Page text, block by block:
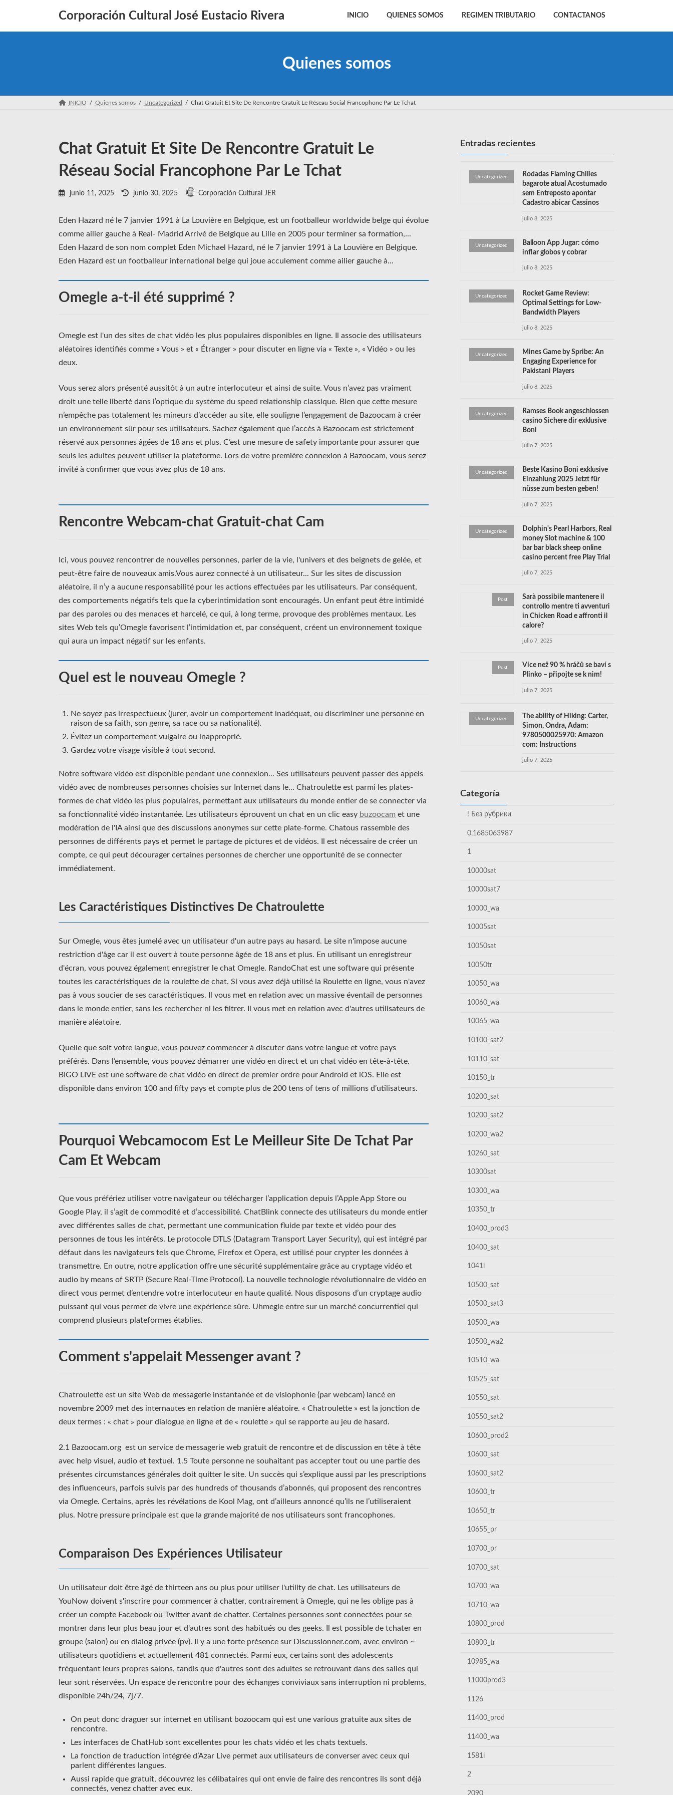
navegación
Corporación Cultural José Eustacio Rivera INICIO QUIENES SOMOS REGIMEN TRIBUTARIO CONTACTANOS
Quienes somos
INICIO Quienes somos Uncategorized Chat Gratuit Et Site De Rencontre Gratuit Le Réseau Social Francophone Par Le Tchat
Chat Gratuit Et Site De Rencontre Gratuit Le
Réseau Social Francophone Par Le Tchat
junio 11, 2025
Última
actualización
junio 30, 2025 Corporación Cultural JER
Eden Hazard né le 7 janvier 1991 à La Louvière en Belgique, est un footballeur worldwide belge qui évolue
comme ailier gauche à Real- Madrid Arrivé de Belgique au Lille en 2005 pour terminer sa formation,...
Eden Hazard de son nom complet Eden Michael Hazard, né le 7 janvier 1991 à La Louvière en Belgique.
Eden Hazard est un footballeur international belge qui joue acculement comme ailier gauche à...
Omegle a-t-il été supprimé ?
Omegle est l'un des sites de chat vidéo les plus populaires disponibles en ligne. Il associe des utilisateurs
aléatoires identifiés comme « Vous » et « Étranger » pour discuter en ligne via « Texte », « Vidéo » ou les
deux.
Vous serez alors présenté aussitôt à un autre interlocuteur et ainsi de suite. Vous n’avez pas vraiment
droit une telle liberté dans l’optique du système du speed relationship classique. Bien que cette mesure
n’empêche pas totalement les mineurs d’accéder au site, elle souligne l’engagement de Bazoocam à créer
un environnement sûr pour ses utilisateurs. Sachez également que l’accès à Bazoocam est strictement
réservé aux personnes âgées de 18 ans et plus. C’est une mesure de safety importante pour assurer que
seuls les adultes peuvent utiliser la plateforme. Lors de votre première connexion à Bazoocam, vous serez
invité à confirmer que vous avez plus de 18 ans.
Rencontre Webcam-chat Gratuit-chat Cam
Ici, vous pouvez rencontrer de nouvelles personnes, parler de la vie, l'univers et des beignets de gelée, et
peut-être faire de nouveaux amis.Vous aurez connecté à un utilisateur... Sur les sites de discussion
aléatoire, il n’y a aucune responsabilité pour les actions effectuées par les utilisateurs. Par conséquent,
des comportements négatifs tels que la cyberintimidation sont encouragés. Un enfant peut être intimidé
par des paroles ou des menaces et harcelé, ce qui, à long terme, provoque des problèmes mentaux. Les
sites Web tels qu’Omegle favorisent l’intimidation et, par conséquent, créent un environnement toxique
qui aura un impact négatif sur les enfants.
Quel est le nouveau Omegle ?
Ne soyez pas irrespectueux (jurer, avoir un comportement inadéquat, ou discriminer une personne en
raison de sa faith, son genre, sa race ou sa nationalité).
Évitez un comportement vulgaire ou inapproprié.
Gardez votre visage visible à tout second.
Notre software vidéo est disponible pendant une connexion... Ses utilisateurs peuvent passer des appels
vidéo avec de nombreuses personnes choisies sur Internet dans le... Chatroulette est parmi les plates-
formes de chat vidéo les plus populaires, permettant aux utilisateurs du monde entier de se connecter via
sa fonctionnalité vidéo instantanée. Les utilisateurs éprouvent un chat en un clic easy buzoocam et une
modération de l'IA ainsi que des discussions anonymes sur cette plate-forme. Chatous rassemble des
personnes de différents pays et permet le partage de pictures et de vidéos. Il est nécessaire de créer un
compte, ce qui peut décourager certaines personnes de chercher une opportunité de se connecter
immédiatement.
Les Caractéristiques Distinctives De Chatroulette
Sur Omegle, vous êtes jumelé avec un utilisateur d'un autre pays au hasard. Le site n'impose aucune
restriction d'âge car il est ouvert à toute personne âgée de 18 ans et plus. En utilisant un enregistreur
d'écran, vous pouvez également enregistrer le chat Omegle. RandoChat est une software qui présente
toutes les caractéristiques de la roulette de chat. Si vous avez déjà utilisé la Roulette en ligne, vous n'avez
pas à vous soucier de ses caractéristiques. Il vous met en relation avec un massive éventail de personnes
dans le monde entier, sans les rechercher ni les filtrer. Il vous met en relation avec d'autres utilisateurs de
manière aléatoire.
Quelle que soit votre langue, vous pouvez commencer à discuter dans votre langue et votre pays
préférés. Dans l’ensemble, vous pouvez démarrer une vidéo en direct et un chat vidéo en tête-à-tête.
BIGO LIVE est une software de chat vidéo en direct de premier ordre pour Android et iOS. Elle est
disponible dans environ 100 and fifty pays et compte plus de 200 tens of tens of millions d’utilisateurs.
Pourquoi Webcamocom Est Le Meilleur Site De Tchat Par
Cam Et Webcam
Que vous préfériez utiliser votre navigateur ou télécharger l’application depuis l’Apple App Store ou
Google Play, il s’agit de commodité et d’accessibilité. ChatBlink connecte des utilisateurs du monde entier
avec différentes salles de chat, permettant une communication fluide par texte et vidéo pour des
personnes de tous les intérêts. Le protocole DTLS (Datagram Transport Layer Security), qui est intégré par
défaut dans les navigateurs tels que Chrome, Firefox et Opera, est utilisé pour crypter les données à
transmettre. En outre, notre application offre une sécurité supplémentaire grâce au cryptage vidéo et
audio by means of SRTP (Secure Real-Time Protocol). La nouvelle technologie révolutionnaire de vidéo en
direct vous permet d’entendre votre interlocuteur en haute qualité. Nous disposons d’un cryptage audio
puissant qui vous permet de vivre une expérience sûre. Uhmegle entre sur un marché concurrentiel qui
comprend plusieurs plateformes établies.
Comment s'appelait Messenger avant ?
Chatroulette est un site Web de messagerie instantanée et de visiophonie (par webcam) lancé en
novembre 2009 met des internautes en relation de manière aléatoire. « Chatroulette » est la jonction de
deux termes : « chat » pour dialogue en ligne et de « roulette » qui se rapporte au jeu de hasard.
2.1 Bazoocam.org est un service de messagerie web gratuit de rencontre et de discussion en tête à tête
avec help visuel, audio et textuel. 1.5 Toute personne ne souhaitant pas accepter tout ou une partie des
présentes circumstances générales doit quitter le site. Un succès qui s’explique aussi par les prescriptions
des influenceurs, parfois suivis par des hundreds of thousands d’abonnés, qui proposent des rencontres
via Omegle. Certains, après les révélations de Kool Mag, ont d’ailleurs annoncé qu’ils ne l’utiliseraient
plus. Notre pressure principale est que la grande majorité de nos utilisateurs sont francophones.
Comparaison Des Expériences Utilisateur
Un utilisateur doit être âgé de thirteen ans ou plus pour utiliser l'utility de chat. Les utilisateurs de
YouNow doivent s'inscrire pour commencer à chatter, contrairement à Omegle, qui ne les oblige pas à
créer un compte Facebook ou Twitter avant de chatter. Certaines personnes sont connectées pour se
montrer dans leur plus beau jour et d'autres sont des habitués ou des geeks. Il est possible de tchater en
groupe (salon) ou en dialog privée (pv). Il y a une forte présence sur Discussionner.com, avec environ ~
utilisateurs quotidiens et actuellement 481 connectés. Parmi eux, certains sont des adolescents
fréquentant leurs propres salons, tandis que d'autres sont des adultes se retrouvant dans des salles qui
leur sont réservées. Un espace de rencontre pour des échanges conviviaux sans interruption ni problems,
disponible 24h/24, 7j/7.
On peut donc draguer sur internet en utilisant bozoocam qui est une various gratuite aux sites de
rencontre.
Les interfaces de ChatHub sont excellentes pour les chats vidéo et les chats textuels.
La fonction de traduction intégrée d’Azar Live permet aux utilisateurs de converser avec ceux qui
parlent différentes langues.
Aussi rapide que gratuit, découvrez les célibataires qui ont envie de faire des rencontres ils sont déjà
connectés, venez chatter avec eux.
Entradas recientes
Uncategorized
Rodadas Flaming Chilies
bagarote atual Acostumado
sem Entreposto apontar
Cadastro abicar Cassinos
julio 8, 2025
Uncategorized
Balloon App Jugar: cómo
inflar globos y cobrar
julio 8, 2025
Uncategorized
Rocket Game Review:
Optimal Settings for Low-
Bandwidth Players
julio 8, 2025
Uncategorized
Mines Game by Spribe: An
Engaging Experience for
Pakistani Players
julio 8, 2025
Uncategorized
Ramses Book angeschlossen
casino Sichere dir exklusive
Boni
julio 7, 2025
Uncategorized
Beste Kasino Boni exklusive
Einzahlung 2025 Jetzt für
nüsse zum besten geben!
julio 7, 2025
Uncategorized
Dolphin's Pearl Harbors, Real
money Slot machine & 100
bar bar black sheep online
casino percent free Play Trial
julio 7, 2025
Post
Sarà possibile mantenere il
controllo mentre ti avventuri
in Chicken Road e affronti il
calore?
julio 7, 2025
Post
Více než 90 % hráčů se baví s
Plinko – připojte se k nim!
julio 7, 2025
Uncategorized
The ability of Hiking: Carter,
Simon, Ondra, Adam:
9780500025970: Amazon
com: Instructions
julio 7, 2025
Categoría
! Без рубрики
0,1685063987
1
10000sat
10000sat7
10000_wa
10005sat
10050sat
10050tr
10050_wa
10060_wa
10065_wa
10100_sat2
10110_sat
10150_tr
10200_sat
10200_sat2
10200_wa2
10260_sat
10300sat
10300_wa
10350_tr
10400_prod3
10400_sat
1041i
10500_sat
10500_sat3
10500_wa
10500_wa2
10510_wa
10525_sat
10550_sat
10550_sat2
10600_prod2
10600_sat
10600_sat2
10600_tr
10650_tr
10655_pr
10700_pr
10700_sat
10700_wa
10710_wa
10800_prod
10800_tr
10985_wa
11000prod3
1126
11400_prod
11400_wa
1581i
2
2090